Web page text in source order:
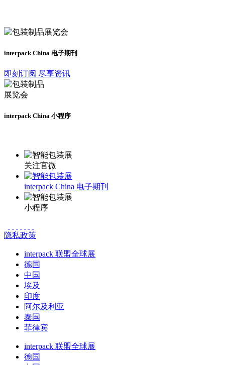
interpack China 电子期刊
即刻订阅 尽享资讯
interpack China 小程序
关注官微
interpack China 电子期刊
小程序
隐私政策
interpack 联盟全球展
德国
中国
埃及
印度
阿尔及利亚
泰国
菲律宾
interpack 联盟全球展
德国